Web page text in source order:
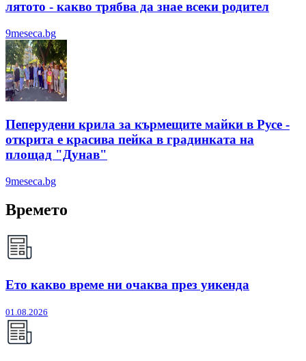
лятотo - какво трябва да знае всеки родител
9meseca.bg
Пеперудени крила за кърмещите майки в Русе -
открита е красива пейка в градинката на
площад "Дунав"
9meseca.bg
Времето
Ето какво време ни очаква през уикенда
01.08.2026